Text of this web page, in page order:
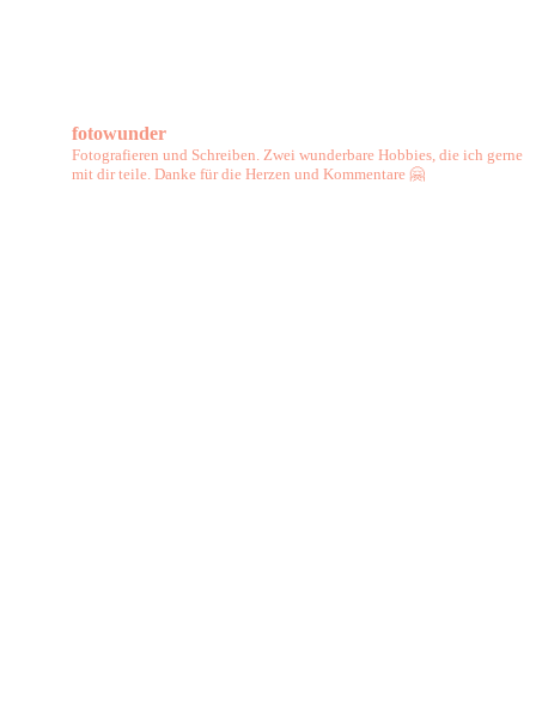
fotowunder
Fotografieren und Schreiben. Zwei wunderbare Hobbies, die ich gerne
mit dir teile. Danke für die Herzen und Kommentare 🤗